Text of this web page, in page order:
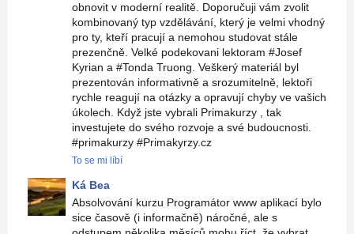
obnovit v moderní realitě. Doporučuji vám zvolit
kombinovaný typ vzdělávání, který je velmi vhodný
pro ty, kteří pracují a nemohou studovat stále
prezenčně. Velké podekovani lektoram #Josef
Kyrian a #Tonda Truong. Veškerý materiál byl
prezentován informativně a srozumitelně, lektoři
rychle reagují na otázky a opravují chyby ve vašich
úkolech. Když jste vybrali Primakurzy , tak
investujete do svého rozvoje a své budoucnosti.
#primakurzy #Primakyrzy.cz
To se mi líbí
Ká Bea
Absolvování kurzu Programátor www aplikací bylo
sice časově (i informačně) náročné, ale s